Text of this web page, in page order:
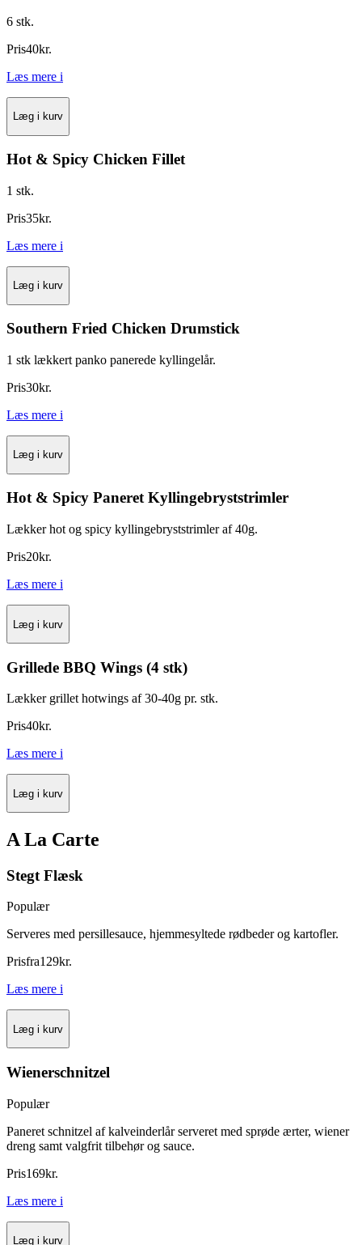
6 stk.
Pris40kr.
Læs mere i
Læg i kurv
Hot & Spicy Chicken Fillet
1 stk.
Pris35kr.
Læs mere i
Læg i kurv
Southern Fried Chicken Drumstick
1 stk lækkert panko panerede kyllingelår.
Pris30kr.
Læs mere i
Læg i kurv
Hot & Spicy Paneret Kyllingebryststrimler
Lækker hot og spicy kyllingebryststrimler af 40g.
Pris20kr.
Læs mere i
Læg i kurv
Grillede BBQ Wings (4 stk)
Lækker grillet hotwings af 30-40g pr. stk.
Pris40kr.
Læs mere i
Læg i kurv
A La Carte
Stegt Flæsk
Populær
Serveres med persillesauce, hjemmesyltede rødbeder og kartofler.
Prisfra129kr.
Læs mere i
Læg i kurv
Wienerschnitzel
Populær
Paneret schnitzel af kalveinderlår serveret med sprøde ærter, wiener
dreng samt valgfrit tilbehør og sauce.
Pris169kr.
Læs mere i
Læg i kurv